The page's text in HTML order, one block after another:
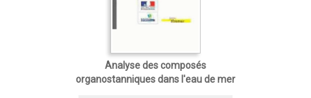
Analyse des composés
organostanniques dans l'eau de mer